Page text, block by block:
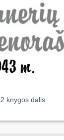
2 knygos dalis